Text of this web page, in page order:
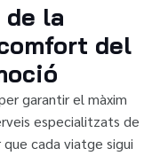
de la
del
garantir el màxim
especialitzats de
cada viatge sigui